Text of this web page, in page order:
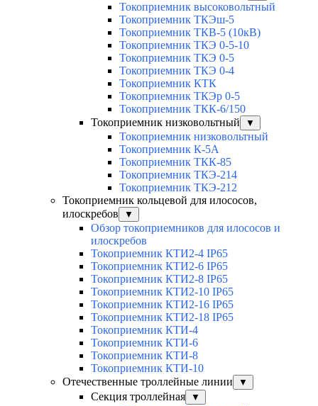
Токоприемник высоковольтный
Токоприемник ТКЭш-5
Токоприемник ТКВ-5 (10кВ)
Токоприемник ТКЭ 0-5-10
Токоприемник ТКЭ 0-5
Токоприемник ТКЭ 0-4
Токоприемник КТК
Токоприемник ТКЭр 0-5
Токоприемник ТКК-6/150
Токоприемник низковольтный
▼
Токоприемник низковольтный
Токоприемник К-5А
Токоприемник ТКК-85
Токоприемник ТКЭ-214
Токоприемник ТКЭ-212
Токоприемник кольцевой для илососов,
илоскребов
▼
Обзор токоприемников для илососов и
илоскребов
Токоприемник КТИ2-4 IP65
Токоприемник КТИ2-6 IP65
Токоприемник КТИ2-8 IP65
Токоприемник КТИ2-10 IP65
Токоприемник КТИ2-16 IP65
Токоприемник КТИ2-18 IP65
Токоприемник КТИ-4
Токоприемник КТИ-6
Токоприемник КТИ-8
Токоприемник КТИ-10
Отечественные троллейные линии
▼
Секция троллейная ▼